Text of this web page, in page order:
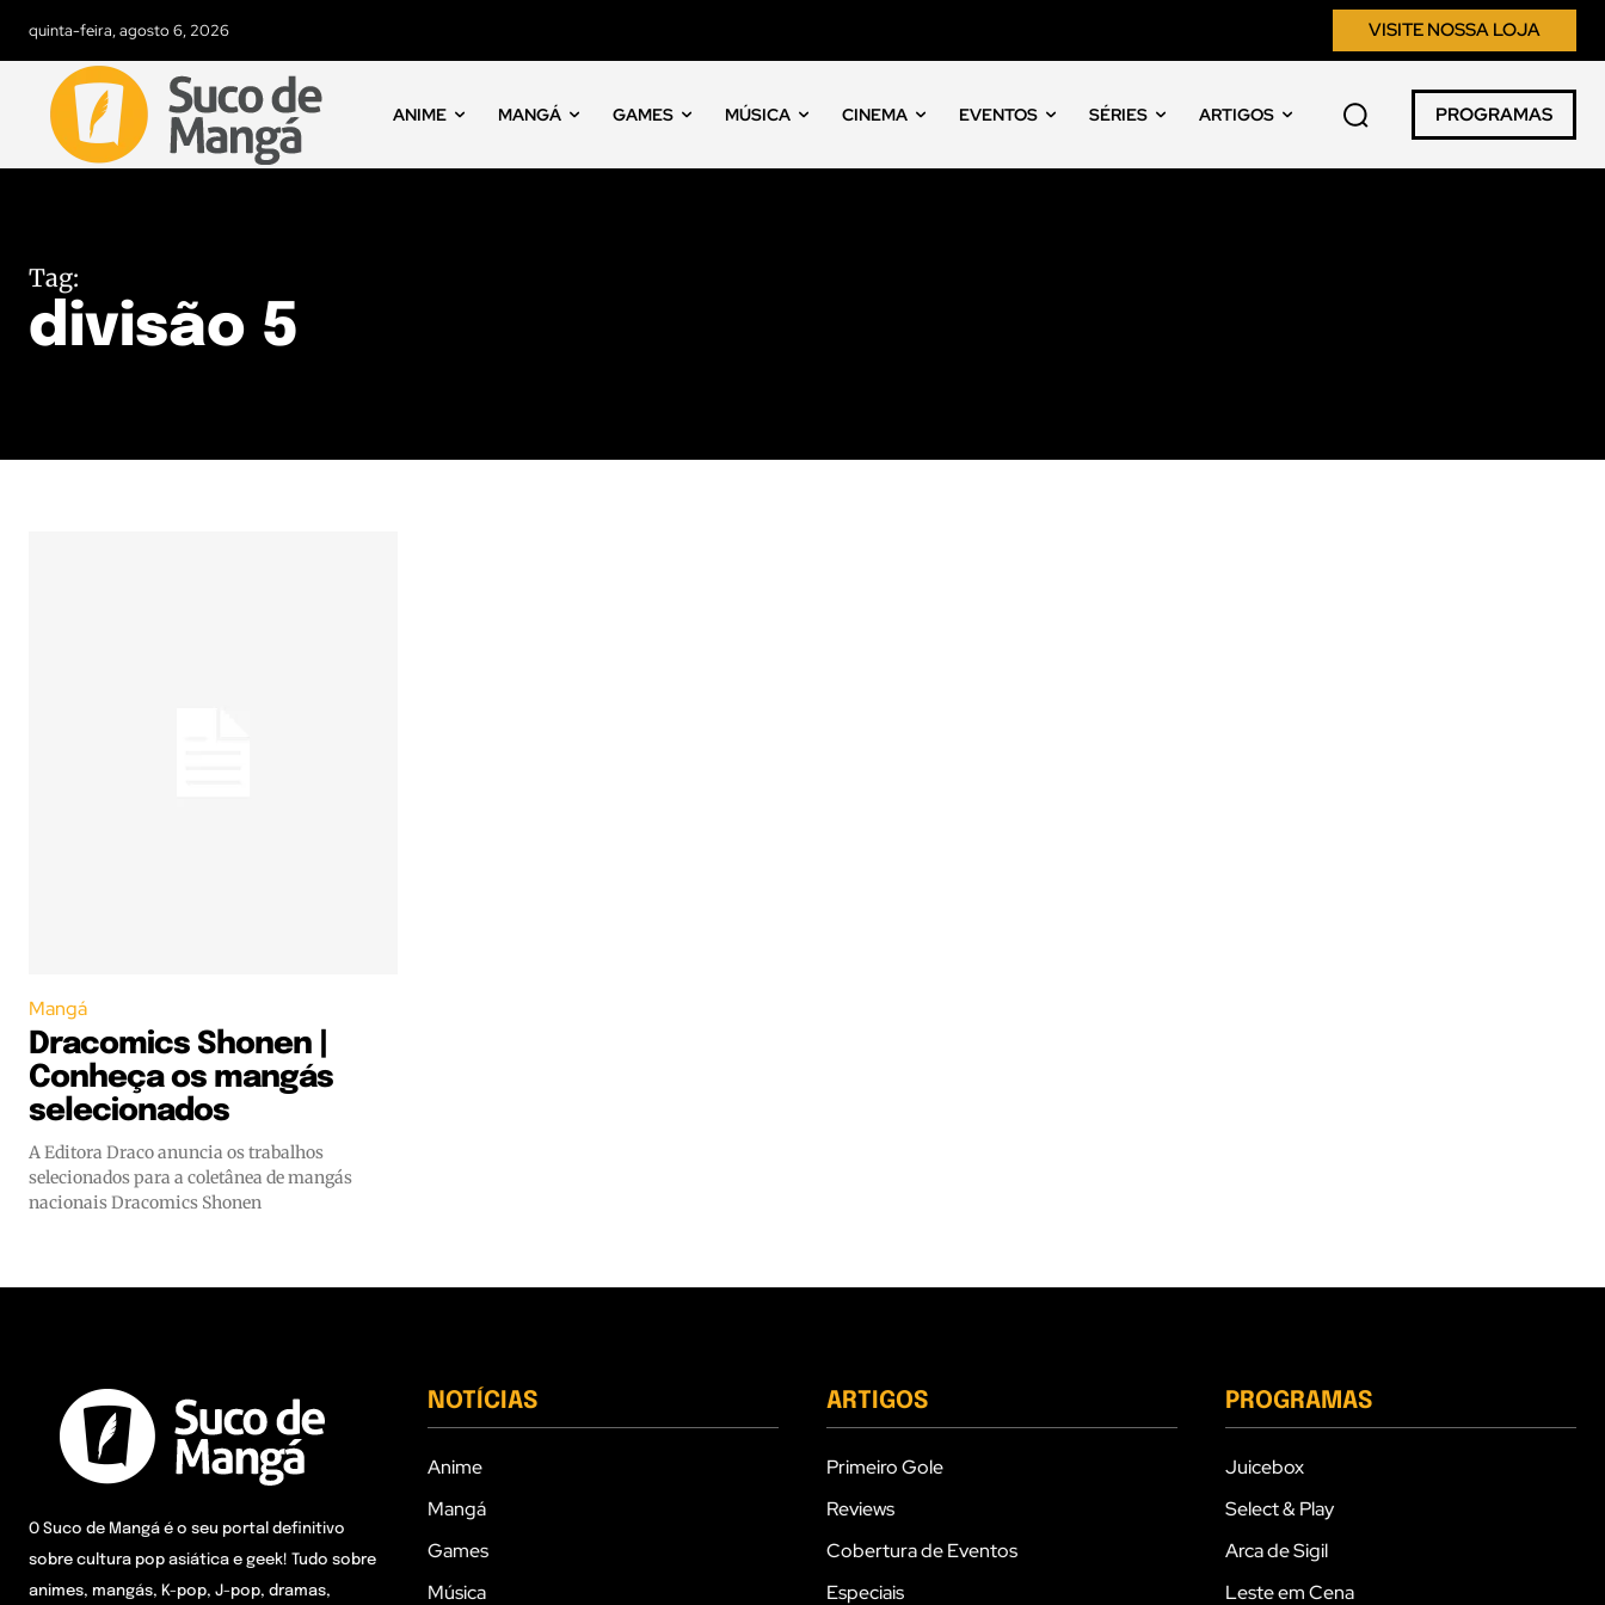
quinta-feira, agosto 6, 2026 VISITE NOSSA LOJA
ANIME MANGÁ GAMES MÚSICA CINEMA EVENTOS SÉRIES ARTIGOS PROGRAMAS
Tag:
divisão 5
Mangá
Dracomics Shonen |
Conheça os mangás
selecionados
A Editora Draco anuncia os trabalhos
selecionados para a coletânea de mangás
nacionais Dracomics Shonen
O Suco de Mangá é o seu portal definitivo
sobre cultura pop asiática e geek! Tudo sobre
animes, mangás, K-pop, J-pop, dramas,
NOTÍCIAS
Anime
Mangá
Games
Música
ARTIGOS
Primeiro Gole
Reviews
Cobertura de Eventos
Especiais
PROGRAMAS
Juicebox
Select & Play
Arca de Sigil
Leste em Cena